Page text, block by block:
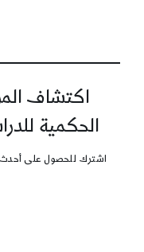
اكتشاف
الحكمية
اشترك للحصول على أحدث